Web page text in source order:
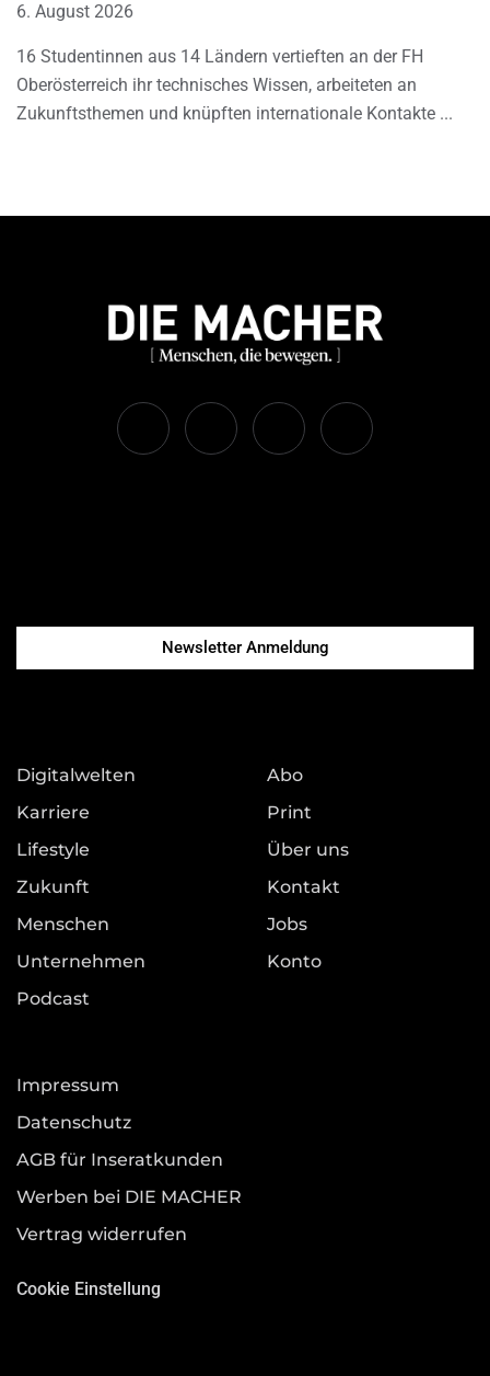
6. August 2026
16 Studentinnen aus 14 Ländern vertieften an der FH
Oberösterreich ihr technisches Wissen, arbeiteten an
Zukunftsthemen und knüpften internationale Kontakte
Newsletter Anmeldung
Digitalwelten
Karriere
Lifestyle
Zukunft
Menschen
Unternehmen
Podcast
Abo
Print
Über uns
Kontakt
Jobs
Konto
Impressum
Datenschutz
AGB für Inseratkunden
Werben bei DIE MACHER
Vertrag widerrufen
Cookie Einstellung